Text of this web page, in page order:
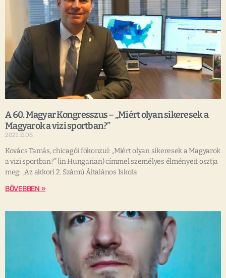
A 60. Magyar Kongresszus – „Miért olyan sikeresek a
Magyarok a vizi sportban?”
2021.11.06.
Kovács Tamás, chicagói főkonzul: „Miért olyan sikeresek a Magyarok
a vizi sportban?” (in Hungarian) címmel személyes élményeit osztja
meg: „Az akkori 2. Számú Általános Iskola
BŐVEBBEN »